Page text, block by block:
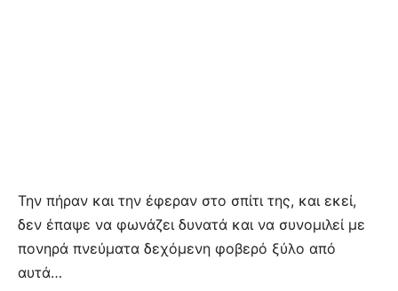
Την πήραν και την έφεραν στο σπίτι της, και εκεί,
δεν έπαψε να φωνάζει δυνατά και να συνομιλεί με
πονηρά πνεύματα δεχόμενη φοβερό ξύλο από
αυτά…